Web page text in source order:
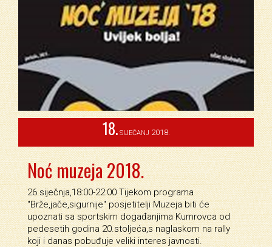
18. SIJEČANJ 2018.
Noć muzeja 2018.
26.siječnja,18:00-22:00 Tijekom programa
''Brže,jače,sigurnije'' posjetitelji Muzeja biti će
upoznati sa sportskim događanjima Kumrovca od
pedesetih godina 20.stoljeća,s naglaskom na rally
koji i danas pobuđuje veliki interes javnosti.